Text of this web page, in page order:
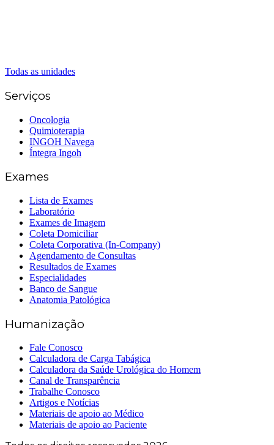
Todas as unidades
Serviços
Oncologia
Quimioterapia
INGOH Navega
Íntegra Ingoh
Exames
Lista de Exames
Laboratório
Exames de Imagem
Coleta Domiciliar
Coleta Corporativa (In-Company)
Agendamento de Consultas
Resultados de Exames
Especialidades
Banco de Sangue
Anatomia Patológica
Humanização
Fale Conosco
Calculadora de Carga Tabágica
Calculadora da Saúde Urológica do Homem
Canal de Transparência
Trabalhe Conosco
Artigos e Notícias
Materiais de apoio ao Médico
Materiais de apoio ao Paciente